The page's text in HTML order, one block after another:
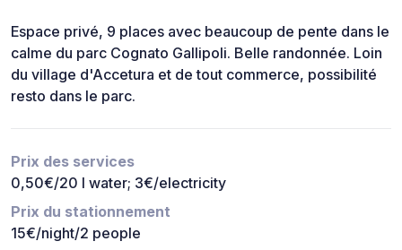
Espace privé, 9 places avec beaucoup de pente dans le
calme du parc Cognato Gallipoli. Belle randonnée. Loin
du village d'Accetura et de tout commerce, possibilité
resto dans le parc.
Prix des services
0,50€/20 l water; 3€/electricity
Prix du stationnement
15€/night/2 people